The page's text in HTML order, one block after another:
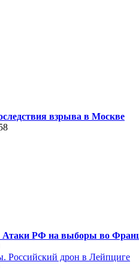
взрыва в Москве
Атаки РФ на выборы во
Российский дрон в Лейпциге